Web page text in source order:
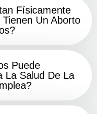
Físicamente
Un Aborto
Puede
La Salud De La